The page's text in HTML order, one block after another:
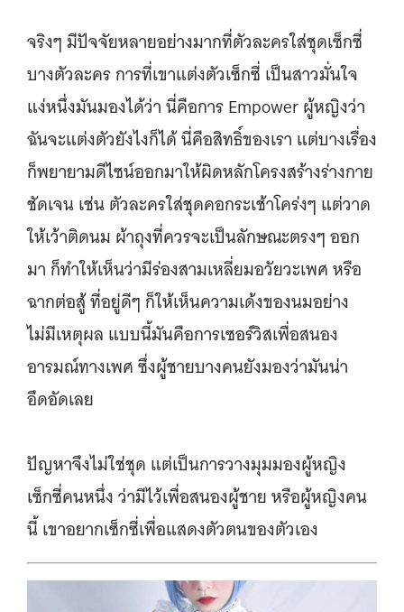
จริงๆ มีปัจจัยหลายอย่างมากที่ตัวละครใส่ชุดเซ็กซี่
บางตัวละคร การที่เขาแต่งตัวเซ็กซี่ เป็นสาวมั่นใจ
แง่หนึ่งมันมองได้ว่า นี่คือการ Empower ผู้หญิงว่า
ฉันจะแต่งตัวยังไงก็ได้ นี่คือสิทธิ์ของเรา แต่บางเรื่อง
ก็พยายามดีไซน์ออกมาให้ผิดหลักโครงสร้างร่างกาย
ชัดเจน เช่น ตัวละครใส่ชุดคอกระเช้าโคร่งๆ แต่วาด
ให้เว้าติดนม ผ้าถุงที่ควรจะเป็นลักษณะตรงๆ ออก
มา ก็ทำให้เห็นว่ามีร่องสามเหลี่ยมอวัยวะเพศ หรือ
ฉากต่อสู้ ที่อยู่ดีๆ ก็ให้เห็นความเด้งของนมอย่าง
ไม่มีเหตุผล แบบนี้มันคือการเซอร์วิสเพื่อสนอง
อารมณ์ทางเพศ ซึ่งผู้ชายบางคนยังมองว่ามันน่า
อึดอัดเลย
ปัญหาจึงไม่ใช่ชุด แต่เป็นการวางมุมมองผู้หญิง
เซ็กซี่คนหนึ่ง ว่ามีไว้เพื่อสนองผู้ชาย หรือผู้หญิงคน
นี้ เขาอยากเซ็กซี่เพื่อแสดงตัวตนของตัวเอง